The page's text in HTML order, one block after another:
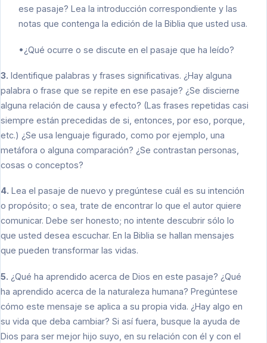
ese pasaje? Lea la introducción correspondiente y las
notas que contenga la edición de la Biblia que usted usa.
•¿Qué ocurre o se discute en el pasaje que ha leído?
3. Identifique palabras y frases significativas. ¿Hay alguna
palabra o frase que se repite en ese pasaje? ¿Se discierne
alguna relación de causa y efecto? (Las frases repetidas casi
siempre están precedidas de si, entonces, por eso, porque,
etc.) ¿Se usa lenguaje figurado, como por ejemplo, una
metáfora o alguna comparación? ¿Se contrastan personas,
cosas o conceptos?
4. Lea el pasaje de nuevo y pregúntese cuál es su intención
o propósito; o sea, trate de encontrar lo que el autor quiere
comunicar. Debe ser honesto; no intente descubrir sólo lo
que usted desea escuchar. En la Biblia se hallan mensajes
que pueden transformar las vidas.
5. ¿Qué ha aprendido acerca de Dios en este pasaje? ¿Qué
ha aprendido acerca de la naturaleza humana? Pregúntese
cómo este mensaje se aplica a su propia vida. ¿Hay algo en
su vida que deba cambiar? Si así fuera, busque la ayuda de
Dios para ser mejor hijo suyo, en su relación con él y con el